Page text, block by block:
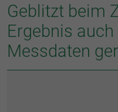
Geblitzt beim
Ergebnis
Messdaten